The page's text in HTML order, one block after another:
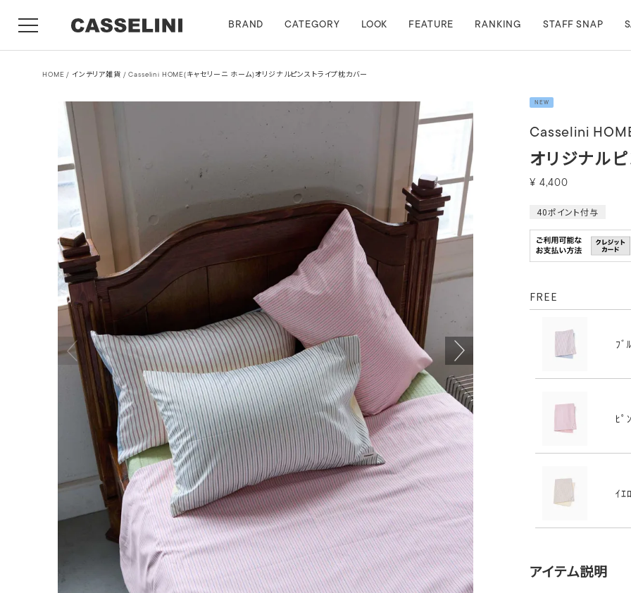
BRAND CATEGORY LOOK FEATURE RANKING STAFF SNAP
HOME インテリア雑貨 Casselini HOME(キャセリーニ ホーム)オリジナルピンストライプ枕カバー
NEW
Casselini
オリジナル
¥ 4,400
40ポイント付与
FREE
ﾌﾞ
ﾋﾟ
ｲｴ
アイテム説明